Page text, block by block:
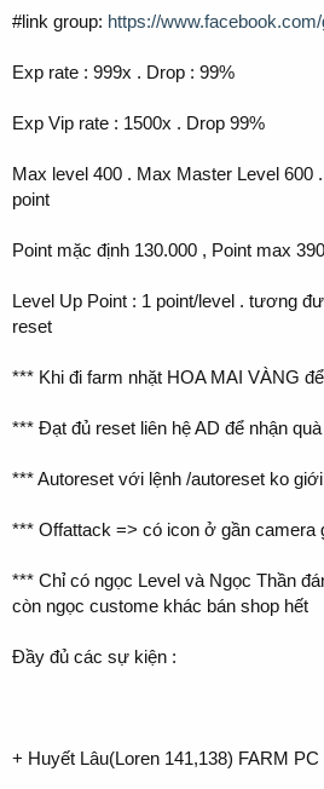
#link group: https://
Exp rate : 999x . Drop : 99%
Exp Vip rate : 1500x . Drop 99%
Max level 400 . Max Master Level 600
point
Point mặc định 130.000 , Point max
Level Up Point : 1 point/level . tương
reset
*** Khi đi farm nhặt HOA MAI VÀNG
*** Đạt đủ reset liên hệ AD để nhận quà
*** Autoreset với lệnh /autoreset ko
*** Offattack => có icon ở gần camera
*** Chỉ có ngọc Level và Ngọc Thần
còn ngọc custome khác bán shop hết
Đầy đủ các sự kiện :
+ Huyết Lâu(Loren 141,138) FARM